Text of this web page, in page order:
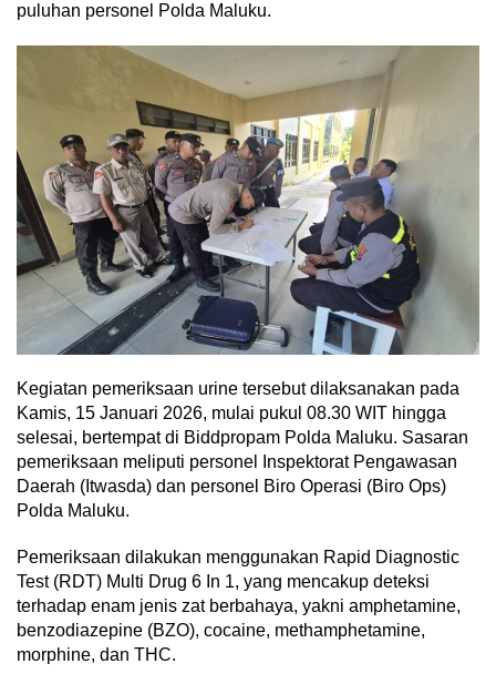
puluhan personel Polda Maluku.
Kegiatan pemeriksaan urine tersebut dilaksanakan pada
Kamis, 15 Januari 2026, mulai pukul 08.30 WIT hingga
selesai, bertempat di Biddpropam Polda Maluku. Sasaran
pemeriksaan meliputi personel Inspektorat Pengawasan
Daerah (Itwasda) dan personel Biro Operasi (Biro Ops)
Polda Maluku.
Pemeriksaan dilakukan menggunakan Rapid Diagnostic
Test (RDT) Multi Drug 6 In 1, yang mencakup deteksi
terhadap enam jenis zat berbahaya, yakni amphetamine,
benzodiazepine (BZO), cocaine, methamphetamine,
morphine, dan THC.